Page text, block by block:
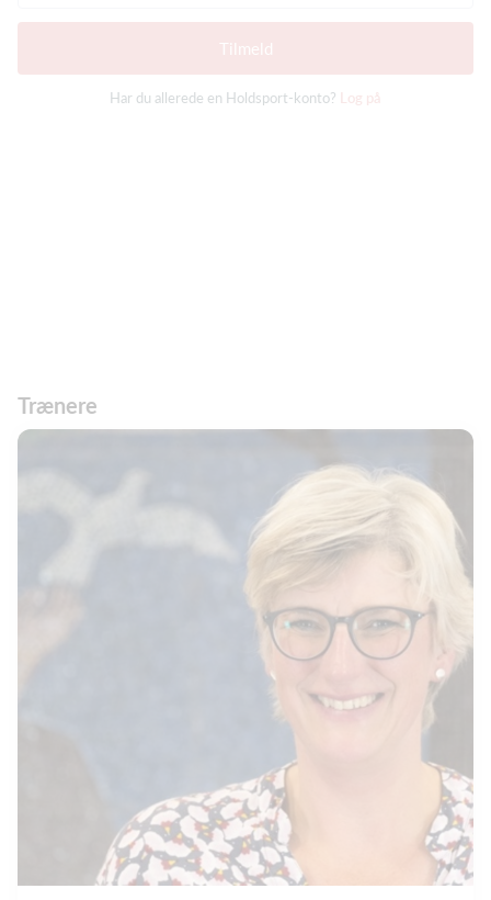
Tilmeld
Har du allerede en Holdsport-konto? Log på
Trænere